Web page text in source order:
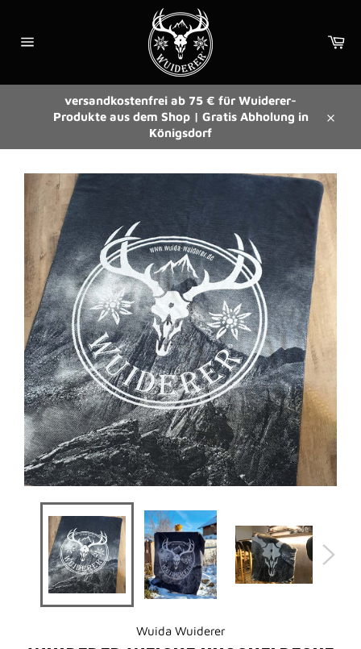
Inhalt
versandkostenfrei ab 75 € für Wuiderer-
Produkte aus dem Shop | Gratis Abholung in
Königsdorf
Wuida Wuiderer